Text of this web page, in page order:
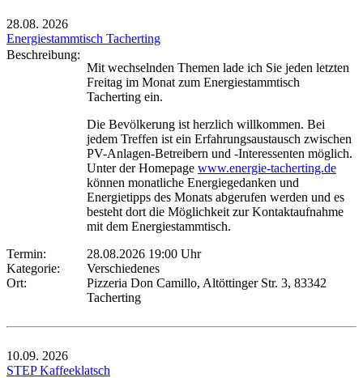
28.08. 2026
Energiestammtisch Tacherting
Beschreibung:
Mit wechselnden Themen lade ich Sie jeden letzten
Freitag im Monat zum Energiestammtisch
Tacherting ein.
Die Bevölkerung ist herzlich willkommen. Bei
jedem Treffen ist ein Erfahrungsaustausch zwischen
PV-Anlagen-Betreibern und -Interessenten möglich.
Unter der Homepage www.energie-tacherting.de
können monatliche Energiegedanken und
Energietipps des Monats abgerufen werden und es
besteht dort die Möglichkeit zur Kontaktaufnahme
mit dem Energiestammtisch.
Termin:
28.08.2026 19:00 Uhr
Kategorie:
Verschiedenes
Ort:
Pizzeria Don Camillo, Altöttinger Str. 3, 83342
Tacherting
10.09. 2026
STEP Kaffeeklatsch